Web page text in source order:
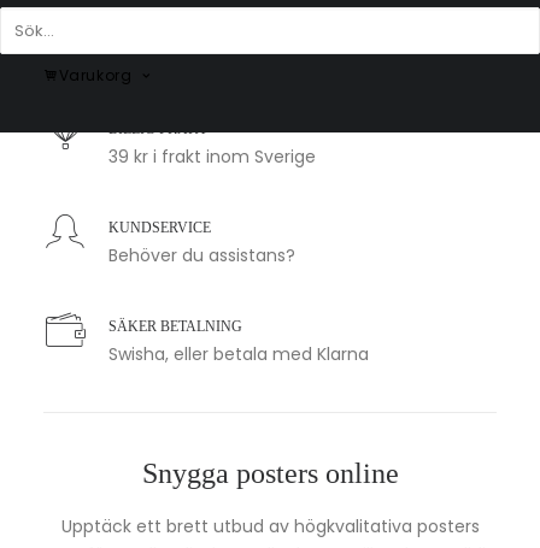
Varukorg
1-2 arbetsdagar
BILLIG FRAKT
39 kr i frakt inom Sverige
KUNDSERVICE
Behöver du assistans?
SÄKER BETALNING
Swisha, eller betala med Klarna
Snygga posters online
Upptäck ett brett utbud av högkvalitativa posters